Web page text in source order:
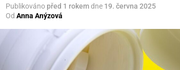
Publikováno před 1 rokemdne 19. června 2025
Od Anna Anýzová